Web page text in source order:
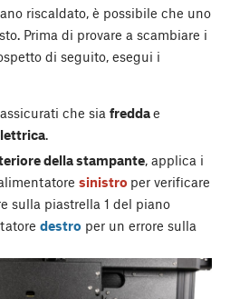
riscaldato, è possibile che uno
Prima di provare a scambiare i
di seguito, esegui i
che sia freddae
.
della stampante, applica i
sinistro per verificare
sulla piastrella 1 del piano
destro per un errore sulla